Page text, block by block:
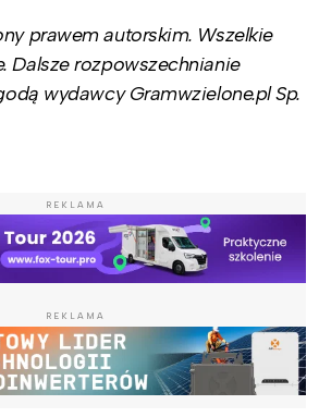
prawem autorskim. Wszelkie
Dalsze rozpowszechnianie
wydawcy Gramwzielone.pl Sp.
REKLAMA
REKLAMA